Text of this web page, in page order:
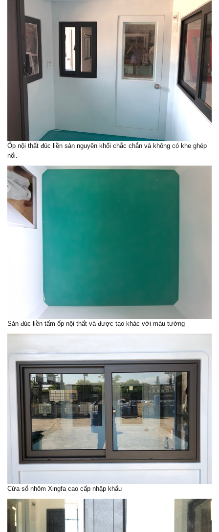
Ốp nội thất đúc liền sàn nguyên khối chắc chắn và không có khe ghép
nối.
Sản đúc liền tấm ốp nội thất và được tạo khác với màu tường
Cửa sổ nhôm Xingfa cao cấp nhập khẩu